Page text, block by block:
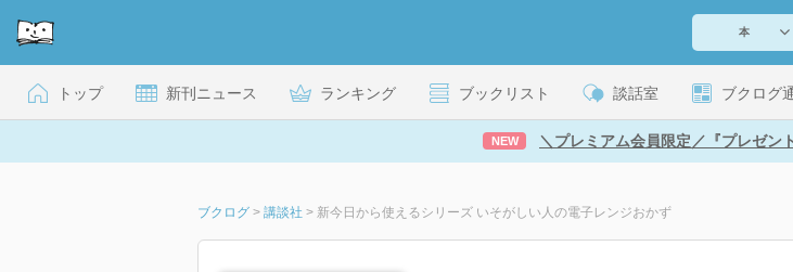
トップ 新刊ニュース ランキング ブックリスト 談話室 ブクログ
NEW ＼プレミアム会員限定／『プレゼン
ブクログ > 講談社 > 新今日から使えるシリーズ いそがしい人の電子レンジおかず